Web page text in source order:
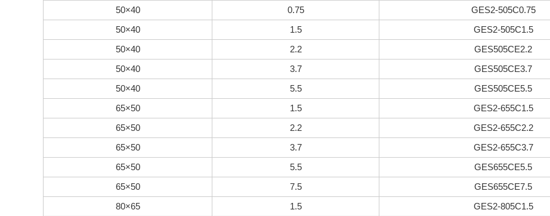
50×40
0.75 GES2-505C0.75
50×40
1.5 GES2-505C1.5
50×40
2.2 GES505CE2.2
50×40
3.7 GES505CE3.7
50×40
5.5 GES505CE5.5
65×50
1.5 GES2-655C1.5
65×50
2.2 GES2-655C2.2
65×50
3.7 GES2-655C3.7
65×50
5.5 GES655CE5.5
65×50
7.5 GES655CE7.5
80×65
1.5 GES2-805C1.5